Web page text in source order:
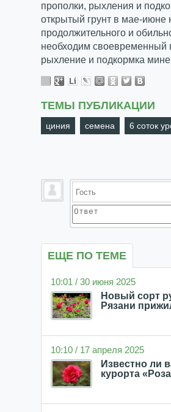
прополки, рыхления и
открытый грунт в мае-июне
продолжительного и
необходим своевременный
рыхление и подкормка
ТЕМЫ ПУБЛИКАЦИИ
циния семена 6 соток
ЕЩЕ ПО ТЕМЕ
10:01 / 30 июня 2025
Новый сорт
Рязани
10:10 / 17 апреля 2025
Известно ли
курорта